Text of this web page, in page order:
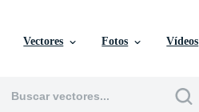
Vectores Fotos Vídeos